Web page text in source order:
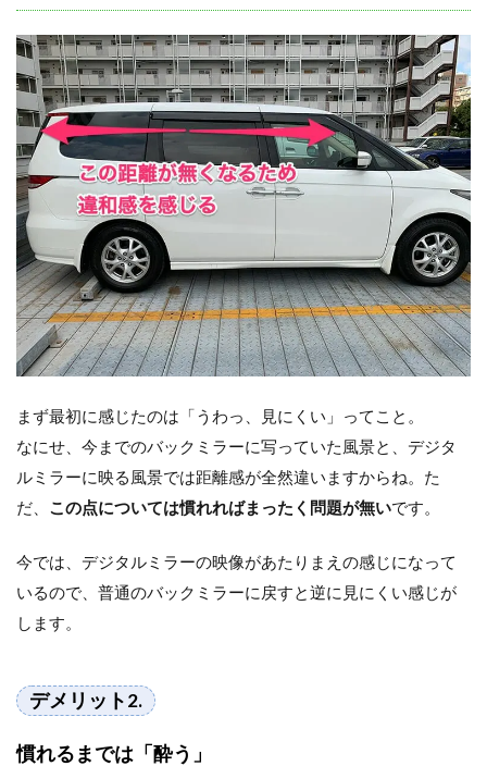
まず最初に感じたのは「うわっ、見にくい」ってこと。
なにせ、今までのバックミラーに写っていた風景と、デジタ
ルミラーに映る風景では距離感が全然違いますからね。た
だ、 この点については慣れればまったく問題が無いです。
今では、デジタルミラーの映像があたりまえの感じになって
いるので、普通のバックミラーに戻すと逆に見にくい感じが
します。
デメリット2.
慣れるまでは「酔う」